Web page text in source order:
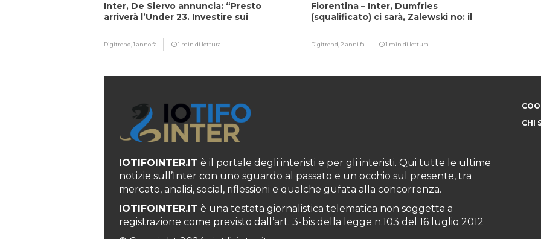
Inter, De Siervo annuncia: “Presto
arriverà l’Under 23. Investire sui
Digitrend,1 anno fa 1 min di lettura
Fiorentina – Inter, Dumfries
(squalificato) ci sarà, Zalewski no: il
Digitrend,2 anni fa 1 min di lettura
IOTIFOINTER.IT è il portale degli interisti e per gli interisti. Qui tutte le ultime
notizie sull’Inter con uno sguardo al passato e un occhio sul presente, tra
mercato, analisi, social, riflessioni e qualche gufata alla concorrenza.
IOTIFOINTER.IT è una testata giornalistica telematica non soggetta a
registrazione come previsto dall’art. 3-bis della legge n.103 del 16 luglio 2012
CHI